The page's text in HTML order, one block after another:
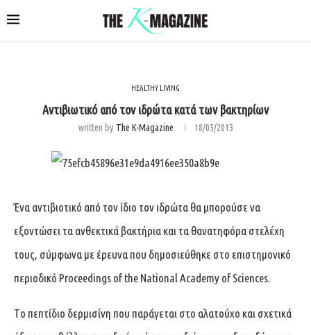
HEALTHY LIVING
Αντιβιωτικό από τον ιδρώτα κατά των βακτηρίων
written by The K-Magazine 18/05/2013
Ένα αντιβιοτικό από τον ίδιο τον ιδρώτα θα μπορούσε να
εξοντώσει τα ανθεκτικά βακτήρια και τα θανατηφόρα στελέχη
τους, σύμφωνα με έρευνα που δημοσιεύθηκε στο επιστημονικό
περιοδικό Proceedings of the National Academy of Sciences.
Τo πεπτίδιο δερμισίνη που παράγεται στο αλατούχο και σχετικά